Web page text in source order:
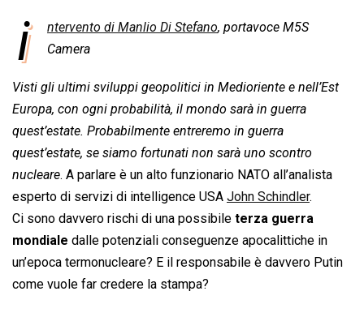
o
o
k
a
A
p
p
n
d
I
n
r
d
s
a
p
i
n
k
i
i ntervento di Manlio Di Stefano, portavoce M5S
Camera
Visti gli ultimi sviluppi geopolitici in Medioriente e nell’Est
Europa, con ogni probabilità, il mondo sarà in guerra
quest’estate. Probabilmente entreremo in guerra
quest’estate, se siamo fortunati non sarà uno scontro
nucleare. A parlare è un alto funzionario NATO all’analista
esperto di servizi di intelligence USA John Schindler.
Ci sono davvero rischi di una possibile terza guerra
mondiale dalle potenziali conseguenze apocalittiche in
un’epoca termonucleare? E il responsabile è davvero Putin
come vuole far credere la stampa?